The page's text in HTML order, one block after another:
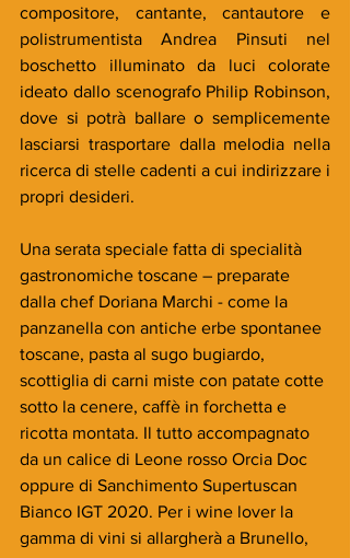
compositore, cantante, cantautore e
polistrumentista Andrea Pinsuti nel
boschetto illuminato da luci colorate
ideato dallo scenografo Philip Robinson,
dove si potrà ballare o semplicemente
lasciarsi trasportare dalla melodia nella
ricerca di stelle cadenti a cui indirizzare i
propri desideri.
Una serata speciale fatta di specialità
gastronomiche toscane – preparate
dalla chef Doriana Marchi - come la
panzanella con antiche erbe spontanee
toscane, pasta al sugo bugiardo,
scottiglia di carni miste con patate cotte
sotto la cenere, caffè in forchetta e
ricotta montata. Il tutto accompagnato
da un calice di Leone rosso Orcia Doc
oppure di Sanchimento Supertuscan
Bianco IGT 2020. Per i wine lover la
gamma di vini si allargherà a Brunello,